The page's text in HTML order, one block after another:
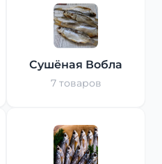
Сушёная Вобла
7 товаров